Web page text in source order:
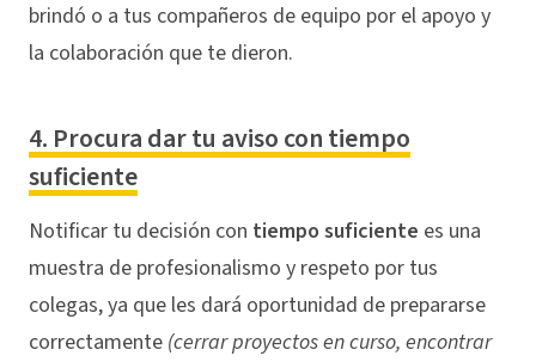
brindó o a tus compañeros de equipo por el apoyo y
la colaboración que te dieron.
4. Procura dar tu aviso con tiempo
suficiente
Notificar tu decisión con tiempo suficiente es una
muestra de profesionalismo y respeto por tus
colegas, ya que les dará oportunidad de prepararse
correctamente (cerrar proyectos en curso, encontrar